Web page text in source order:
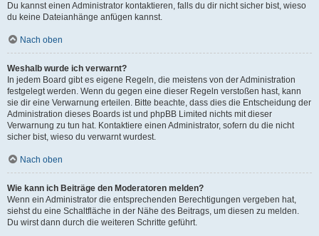
Du kannst einen Administrator kontaktieren, falls du dir nicht sicher bist, wieso
du keine Dateianhänge anfügen kannst.
Nach oben
Weshalb wurde ich verwarnt?
In jedem Board gibt es eigene Regeln, die meistens von der Administration
festgelegt werden. Wenn du gegen eine dieser Regeln verstoßen hast, kann
sie dir eine Verwarnung erteilen. Bitte beachte, dass dies die Entscheidung der
Administration dieses Boards ist und phpBB Limited nichts mit dieser
Verwarnung zu tun hat. Kontaktiere einen Administrator, sofern du die nicht
sicher bist, wieso du verwarnt wurdest.
Nach oben
Wie kann ich Beiträge den Moderatoren melden?
Wenn ein Administrator die entsprechenden Berechtigungen vergeben hat,
siehst du eine Schaltfläche in der Nähe des Beitrags, um diesen zu melden.
Du wirst dann durch die weiteren Schritte geführt.